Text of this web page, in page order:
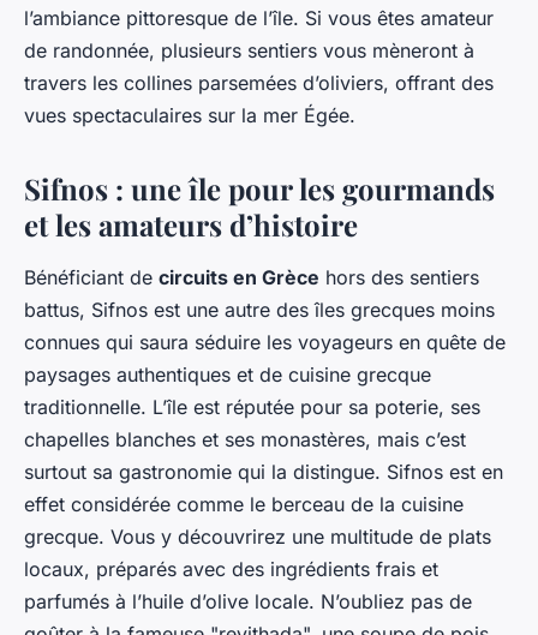
l’ambiance pittoresque de l’île. Si vous êtes amateur
de randonnée, plusieurs sentiers vous mèneront à
travers les collines parsemées d’oliviers, offrant des
vues spectaculaires sur la mer Égée.
Sifnos : une île pour les gourmands
et les amateurs d’histoire
Bénéficiant de circuits en Grèce hors des sentiers
battus, Sifnos est une autre des îles grecques moins
connues qui saura séduire les voyageurs en quête de
paysages authentiques et de cuisine grecque
traditionnelle. L’île est réputée pour sa poterie, ses
chapelles blanches et ses monastères, mais c’est
surtout sa gastronomie qui la distingue. Sifnos est en
effet considérée comme le berceau de la cuisine
grecque. Vous y découvrirez une multitude de plats
locaux, préparés avec des ingrédients frais et
parfumés à l’huile d’olive locale. N’oubliez pas de